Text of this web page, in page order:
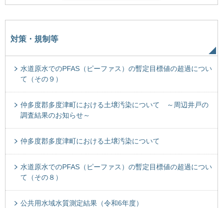
対策・規制等
水道原水でのPFAS（ピーファス）の暫定目標値の超過につい
て（その９）
仲多度郡多度津町における土壌汚染について ～周辺井戸の
調査結果のお知らせ～
仲多度郡多度津町における土壌汚染について
水道原水でのPFAS（ピーファス）の暫定目標値の超過につい
て（その８）
公共用水域水質測定結果（令和6年度）